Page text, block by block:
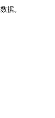
据。